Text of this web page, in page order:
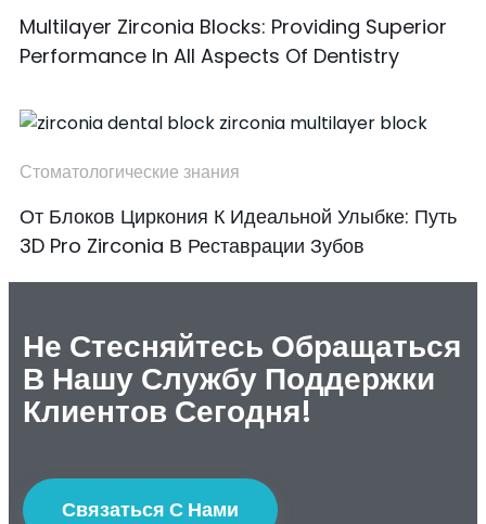
Multilayer Zirconia Blocks: Providing Superior
Performance In All Aspects Of Dentistry
Стоматологические знания
От Блоков Циркония К Идеальной Улыбке: Путь
3D Pro Zirconia В Реставрации Зубов
Не Стесняйтесь Обращаться
В Нашу Службу Поддержки
Клиентов Сегодня!
Связаться С Нами